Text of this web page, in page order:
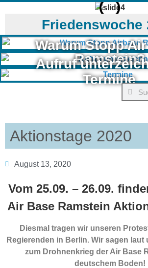
Friedenswoche
Warum Stopp
Ramstein?
Aufruf
Termine
Aktionstage 2020
August 13, 2020
Vom 25.09. – 26.09.
Air Base Ramstein
Diesmal tragen wir unseren
Regierenden in Berlin. Wir sagen laut
zum Drohnenkrieg der Air Base
deutschem Boden!